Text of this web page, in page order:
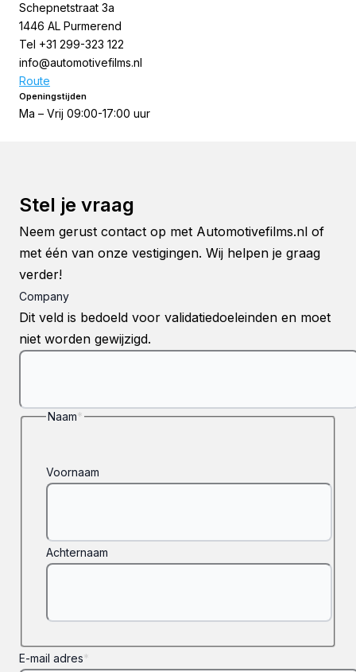
Schepnetstraat 3a
1446 AL Purmerend
Tel +31 299-323 122
info@automotivefilms.nl
Route
Openingstijden
Ma – Vrij 09:00-17:00 uur
Stel je vraag
Neem gerust contact op met Automotivefilms.nl of
met één van onze vestigingen. Wij helpen je graag
verder!
Company
Dit veld is bedoeld voor validatiedoeleinden en moet
niet worden gewijzigd.
Naam*
Voornaam
Achternaam
E-mail adres*